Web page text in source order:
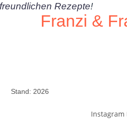
freundlichen Rezepte!
Franzi &
Stand: 2026
Instagram